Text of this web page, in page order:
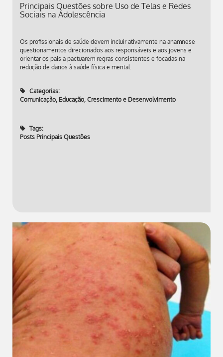
Principais Questões sobre Uso de Telas e Redes
Sociais na Adolescência
Os profissionais de saúde devem incluir ativamente na anamnese
questionamentos direcionados aos responsáveis e aos jovens e
orientar os pais a pactuarem regras consistentes e focadas na
redução de danos à saúde física e mental.
Categorias:
Comunicação, Educação, Crescimento e Desenvolvimento
Tags:
Posts Principais Questões